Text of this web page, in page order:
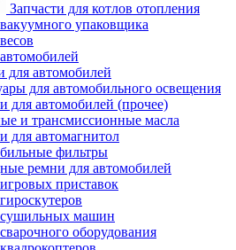
Запчасти для котлов отопления
упаковщика
для автомобилей
для автомобильного освещения
для автомобилей (прочее)
и трансмиссионные масла
для автомагнитол
фильтры
ремни для автомобилей
приставок
сушильных машин
оборудования